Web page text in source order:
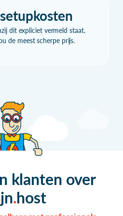
dit expliciet vermeld staat.
de meest scherpe prijs.
klanten over
host